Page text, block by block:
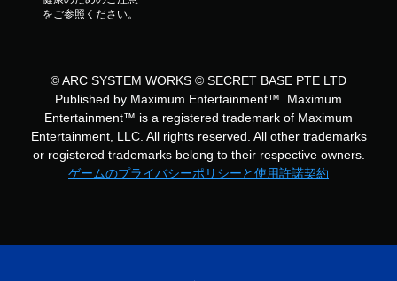
をご参照ください。
© ARC SYSTEM WORKS © SECRET BASE PTE LTD
Published by Maximum Entertainment™. Maximum
Entertainment™ is a registered trademark of Maximum
Entertainment, LLC. All rights reserved. All other trademarks
or registered trademarks belong to their respective owners.
ゲームのプライバシーポリシーと使用許諾契約